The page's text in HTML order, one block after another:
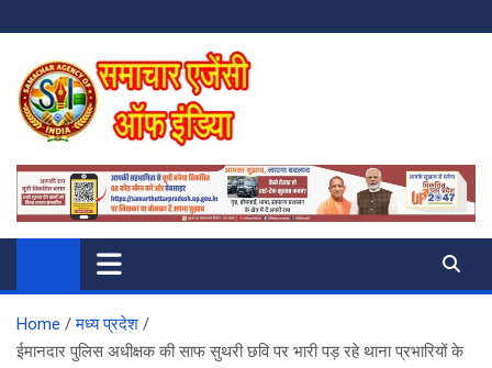
to
content
SAMACHAR AGENCY OF INDIA
My WordPress Blog
Home
मध्य प्रदेश
ईमानदार पुलिस अधीक्षक की साफ सुथरी छवि पर भारी पड़ रहे थाना प्रभारियों के